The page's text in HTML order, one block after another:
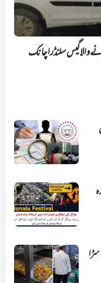
والا گیس سلنڈر اچانک